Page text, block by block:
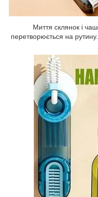
Миття склянок і
перетворюється на